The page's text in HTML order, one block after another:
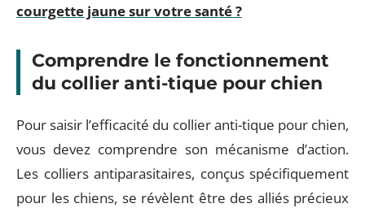
courgette jaune sur votre santé ?
Comprendre le fonctionnement
du collier anti-tique pour chien
Pour saisir l’efficacité du collier anti-tique pour chien,
vous devez comprendre son mécanisme d’action.
Les colliers antiparasitaires, conçus spécifiquement
pour les chiens, se révèlent être des alliés précieux